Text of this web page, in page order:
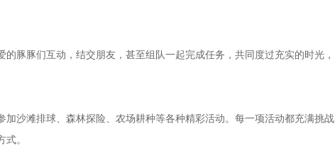
豚豚们互动，结交朋友，甚至组队一起完成任务，共同度过充实的时光，
加沙滩排球、森林探险、农场耕种等各种精彩活动。每一项活动都充满挑战
。